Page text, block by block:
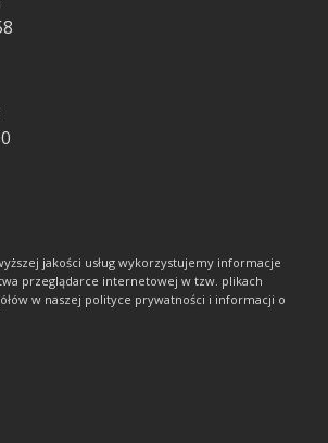
jakości usług wykorzystujemy informacje
przeglądarce internetowej w tzw. plikach
w naszej polityce prywatności i informacji o